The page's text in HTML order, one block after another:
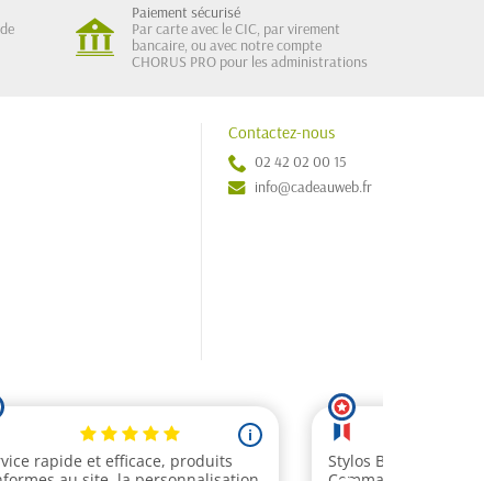
Paiement sécurisé
Par carte avec le CIC, par virement
bancaire, ou avec notre compte
CHORUS PRO pour les administrations
Contactez-nous
02 42 02 00 15
info@cadeauweb.fr